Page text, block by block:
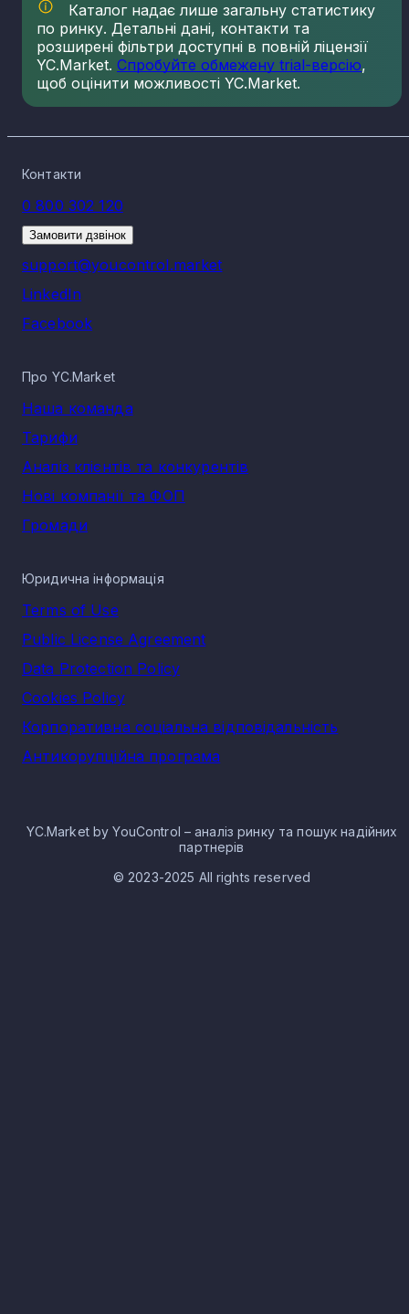
Каталог надає лише загальну статистику
по ринку. Детальні дані, контакти та
розширені фільтри доступні в повній ліцензії
YC.Market. Спробуйте обмежену trial-версію,
щоб оцінити можливості YC.Market.
Контакти
0 800 302 120
Замовити дзвінок
support@youcontrol.market
LinkedIn
Facebook
Про YC.Market
Наша команда
Тарифи
Аналіз клієнтів та конкурентів
Нові компанії та ФОП
Громади
Юридична інформація
Terms of Use
Public License Agreement
Data Protection Policy
Cookies Policy
Корпоративна соціальна відповідальність
Антикорупційна програма
YC.Market by YouControl – аналіз ринку та пошук надійних
партнерів
© 2023-2025 All rights reserved